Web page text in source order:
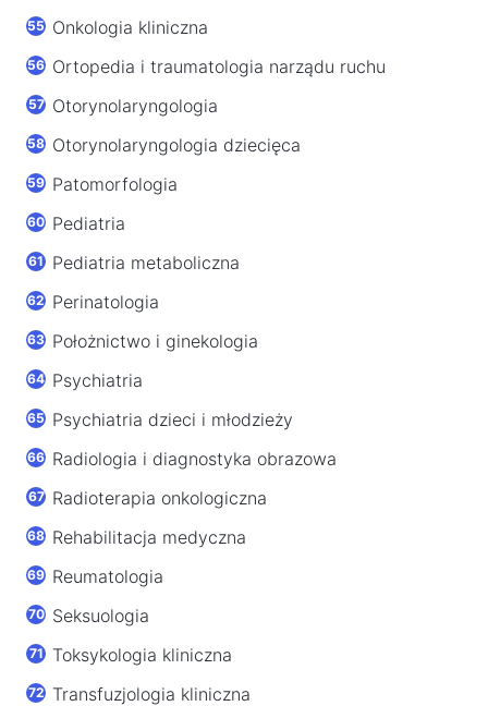
Onkologia kliniczna
Ortopedia i traumatologia narządu ruchu
Otorynolaryngologia
Otorynolaryngologia dziecięca
Patomorfologia
Pediatria
Pediatria metaboliczna
Perinatologia
Położnictwo i ginekologia
Psychiatria
Psychiatria dzieci i młodzieży
Radiologia i diagnostyka obrazowa
Radioterapia onkologiczna
Rehabilitacja medyczna
Reumatologia
Seksuologia
Toksykologia kliniczna
Transfuzjologia kliniczna